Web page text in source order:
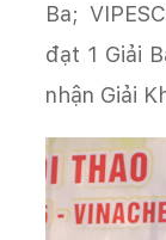
Ba;
đạt 1 Giải
nhận Giải